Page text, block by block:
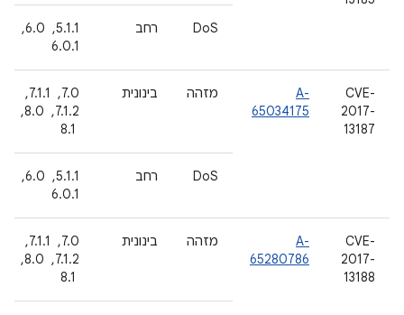
DoS
רחב
5.1.1, ‏ 6.0, ‏
6.0.1
CVE-
2017-
13187
A-
65034175
מזהה בינונית
7.0, ‏ 7.1.1, ‏
7.1.2, ‏ 8.0,
DoS רחב
5.1.1, ‏ 6.0, ‏
6.0.1
CVE-
2017-
13188
A-
65280786
מזהה בינונית
7.0, ‏ 7.1.1, ‏
7.1.2, ‏ 8.0,